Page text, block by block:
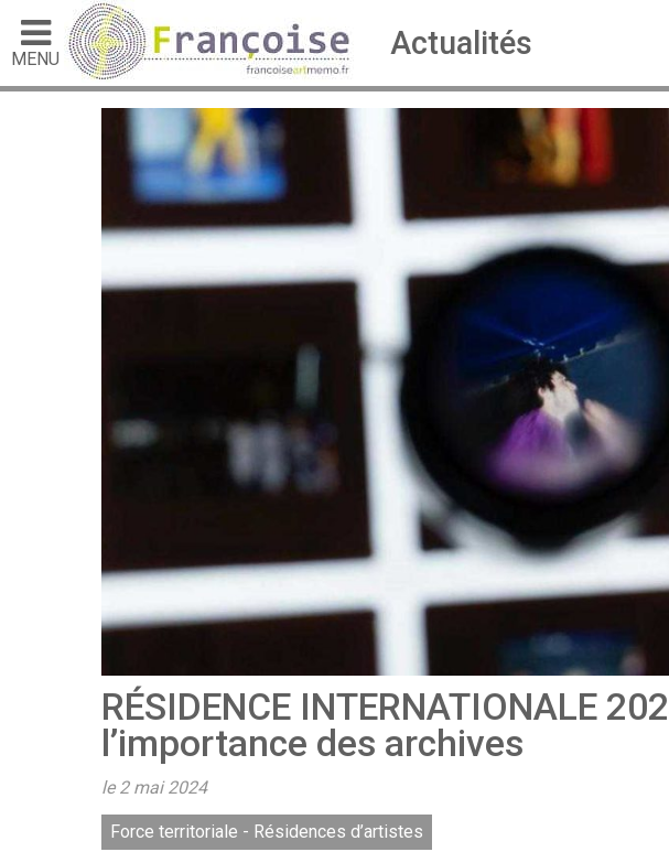
MENU Actualités
RÉSIDENCE INTERNATIONALE
l’importance des archives
le 2 mai 2024
Force territoriale - Résidences d’artistes